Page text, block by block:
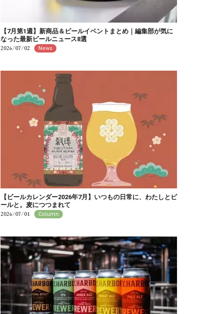
【7月第1週】新商品＆ビールイベントまとめ｜編集部が気に
なった最新ビールニュース8選
2026/07/02 News
【ビールカレンダー2026年7月】いつもの日常に、わたしとビ
ールと。麦につつまれて
2026/07/01 Column